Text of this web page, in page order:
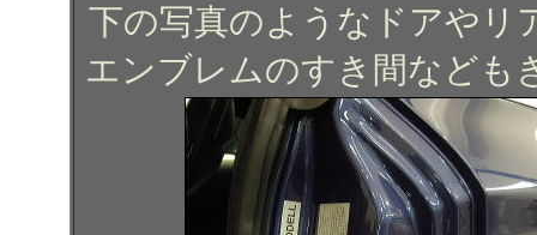
下の写真のようなドアやリ
エンブレムのすき間なども